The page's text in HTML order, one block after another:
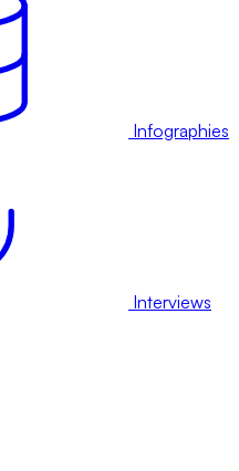
Infographies
Interviews